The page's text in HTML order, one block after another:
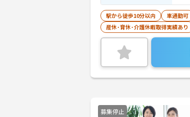
駅から徒歩10分以内 車通勤可
産休･育休･介護休暇取得実績あり
募集停止